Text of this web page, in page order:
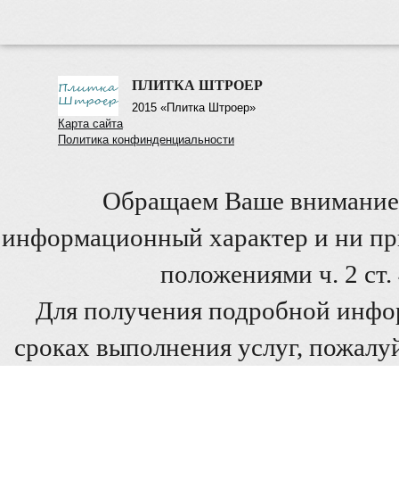
ПЛИТКА ШТРОЕР
2015 «Плитка Штроер»
Карта сайта
Политика конфинденциальности
Обращаем Ваше внимание
информационный характер и ни
положениями ч. 2
Для получения подробной
сроках выполнения услуг,